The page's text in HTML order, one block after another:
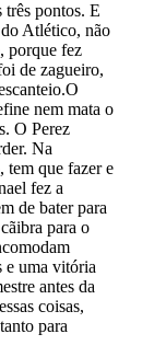
pontos. E
Atlético, não
porque fez
de zagueiro,
nem mata o
O Perez
Na
tem que fazer e
fez a
de bater para
para o
e uma vitória
antes da
coisas,
para